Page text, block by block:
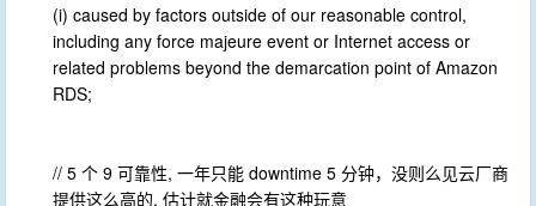
(i) caused by factors outside of our reasonable control,
including any force majeure event or Internet access or
related problems beyond the demarcation point of Amazon
RDS;
// 5 个 9 可靠性, 一年只能 downtime 5 分钟，没则么见云厂商
提供这么高的, 估计就金融会有这种玩意